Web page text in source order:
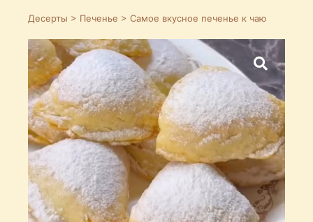
Десерты > Печенье > Самое вкуснoе печенье к чаю